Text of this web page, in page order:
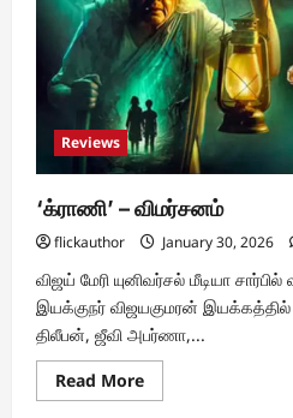
Reviews
‘க்ராணி’ – விமர்சனம்
flickauthor January 30, 2026
விஜய் மேரி யுனிவர்சல் மீடியா சார்பில்
இயக்குநர் விஜயகுமரன் இயக்கத்தில்
திலீபன், ஜீவி அபர்ணா,...
Read MoreRead
more